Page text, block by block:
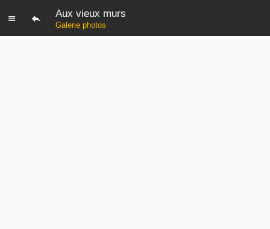
Aux vieux murs
Galerie photos